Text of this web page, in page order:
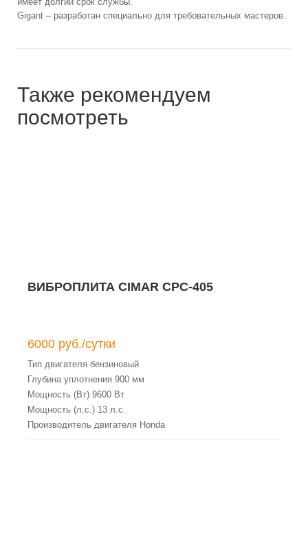
Gigant – разработан специально для требовательных мастеров.
Также рекомендуем
посмотреть
ВИБРОПЛИТА CIMAR CPC-405
6000 руб./сутки
Тип двигателя бензиновый
Глубина уплотнения 900 мм
Мощность (Вт) 9600 Вт
Мощность (л.с.) 13 л.с.
Производитель двигателя Honda